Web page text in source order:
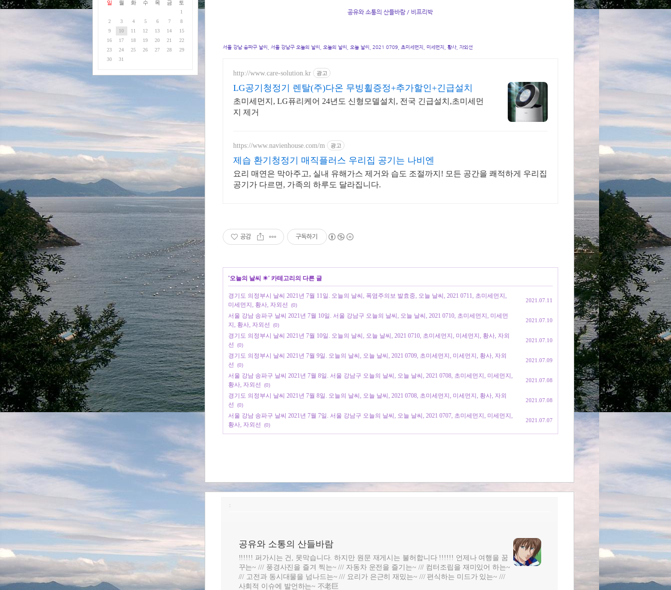
일 월 화 수 목 금 토
1
2
3 4 5 6 7
8
9
10 11 12 13 14
15
16
17 18 19 20 21
22
23
24 25 26 27 28
29
30
31
공유와 소통의 산들바람 / 비프리박
서울 강남 송파구 날씨, 서울 강남구 오늘의 날씨, 오늘의 날씨, 오늘 날씨, 2021 0709, 초미세먼지, 미세먼지, 황사, 자외선
http://www.care-solution.kr 광고
LG공기청정기 렌탈(주)다온 무빙휠증정+추가할인+긴급설치
초미세먼지, LG퓨리케어 24년도 신형모델설치, 전국 긴급설치,초미세먼
지 제거
https://www.navienhouse.com/m 광고
제습 환기청정기 매직플러스 우리집 공기는 나비엔
요리 매연은 막아주고, 실내 유해가스 제거와 습도 조절까지! 모든 공간을 쾌적하게 우리집
공기가 다르면, 가족의 하루도 달라집니다.
공감 구독하기
'오늘의 날씨 ☀' 카테고리의 다른 글
경기도 의정부시 날씨 2021년 7월 11일. 오늘의 날씨, 폭염주의보 발효중, 오늘 날씨, 2021 0711, 초미세먼지,
미세먼지, 황사, 자외선
(0)
2021.07.11
서울 강남 송파구 날씨 2021년 7월 10일. 서울 강남구 오늘의 날씨, 오늘 날씨, 2021 0710, 초미세먼지, 미세먼
지, 황사, 자외선
(0)
2021.07.10
경기도 의정부시 날씨 2021년 7월 10일. 오늘의 날씨, 오늘 날씨, 2021 0710, 초미세먼지, 미세먼지, 황사, 자외
선
(0)
2021.07.10
경기도 의정부시 날씨 2021년 7월 9일. 오늘의 날씨, 오늘 날씨, 2021 0709, 초미세먼지, 미세먼지, 황사, 자외
선
(0)
2021.07.09
서울 강남 송파구 날씨 2021년 7월 8일. 서울 강남구 오늘의 날씨, 오늘 날씨, 2021 0708, 초미세먼지, 미세먼지,
황사, 자외선
(0)
2021.07.08
경기도 의정부시 날씨 2021년 7월 8일. 오늘의 날씨, 오늘 날씨, 2021 0708, 초미세먼지, 미세먼지, 황사, 자외
선
(0)
2021.07.08
서울 강남 송파구 날씨 2021년 7월 7일. 서울 강남구 오늘의 날씨, 오늘 날씨, 2021 0707, 초미세먼지, 미세먼지,
황사, 자외선
(0)
2021.07.07
:
공유와 소통의 산들바람
!!!!!! 퍼가시는 건, 못막습니다. 하지만 원문 재게시는 불허합니다 !!!!!! 언제나 여행을 꿈
꾸는~ /// 풍경사진을 즐겨 찍는~ /// 자동차 운전을 즐기는~ /// 컴터조립을 재미있어 하는~
/// 고전과 동시대물을 넘나드는~ /// 요리가 은근히 재밌는~ /// 편식하는 미드가 있는~ ///
사회적 이슈에 발언하는~ 不老巨